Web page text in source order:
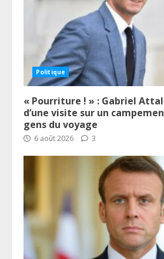
Politique
« Pourriture ! » : Gabriel
d’une visite sur un
gens du voyage
6 août 2026 3